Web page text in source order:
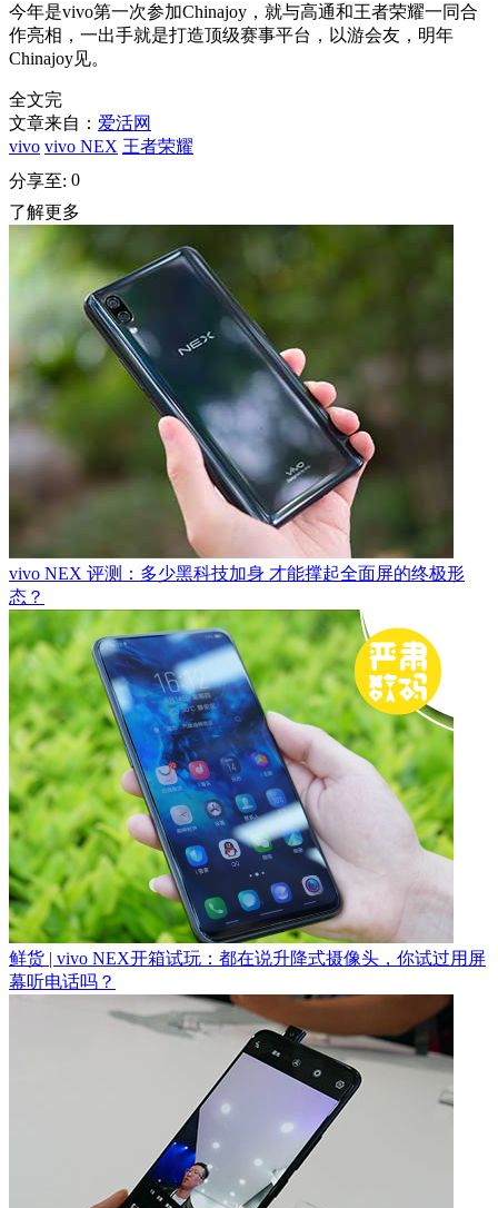
今年是vivo第一次参加Chinajoy，就与高通和王者荣耀一同合
作亮相，一出手就是打造顶级赛事平台，以游会友，明年
Chinajoy见。
全文完
文章来自： 爱活网
vivo vivo NEX 王者荣耀
分享至: 0
了解更多
vivo NEX 评测：多少黑科技加身 才能撑起全面屏的终极形
态？
鲜货 | vivo NEX开箱试玩：都在说升降式摄像头，你试过用屏
幕听电话吗？